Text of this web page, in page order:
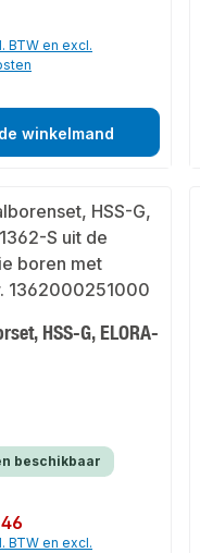
BTW en excl.
winkelmand
HSS-G, ELORA-
beschikbaar
BTW en excl.